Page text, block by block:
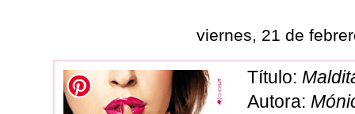
viernes, 21 de
Título:
Autora: